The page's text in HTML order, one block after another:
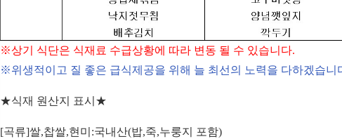
※상기 식단은 식재료 수급상황에 따라 변동 될 수 있습니다.
※위생적이고 질 좋은 급식제공을 위해 늘 최선의 노력을 다하겠습니
★식재 원산지 표시 ★
[곡류]쌀,찹쌀,현미 :국내산(밥,죽,누룽지 포함)